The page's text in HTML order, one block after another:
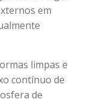
em
limpas e
contínuo de
de